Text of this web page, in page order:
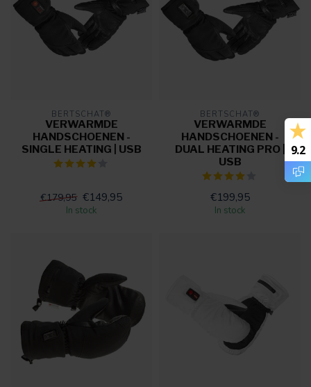
BERTSCHAT®
VERWARMDE
HANDSCHOENEN -
SINGLE HEATING | USB
€179,95 €149,95
In stock
BERTSCHAT®
VERWARMDE
HANDSCHOENEN -
DUAL HEATING PRO |
USB
€199,95
In stock
9.2